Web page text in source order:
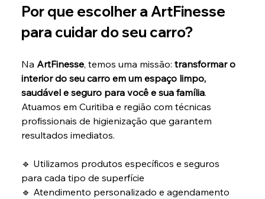
Por que escolher a ArtFinesse
para cuidar do seu carro?
Na ArtFinesse, temos uma missão: transformar o
interior do seu carro em um espaço limpo,
saudável e seguro para você e sua família.
Atuamos em Curitiba e região com técnicas
profissionais de higienização que garantem
resultados imediatos.
🔹 Utilizamos produtos específicos e seguros
para cada tipo de superfície
🔹 Atendimento personalizado e agendamento